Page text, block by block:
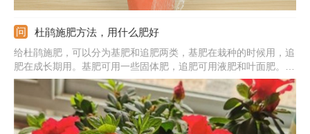
杜鹃施肥方法，用什么肥好
给杜鹃施肥，可以分为基肥和追肥两类，基肥在栽种的时候用，追
肥在成长期用。基肥可用一些固体肥，追肥可用液肥和叶面肥。基
肥直接混入土壤，液肥和叶面肥都最好稀释一下，然后再用；施肥
频率可以根据杜鹃的体积来定，幼苗施肥的次数可以少一些。需注
意施肥的时间最好在早上或者下午，中午是不适合施肥的。